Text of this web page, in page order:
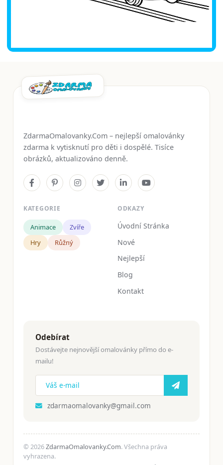
ZdarmaOmalovanky.Com – nejlepší omalovánky
zdarma k vytisknutí pro děti i dospělé. Tisíce
obrázků, aktualizováno denně.
KATEGORIE
Animace
Zvíře
Hry
Růžný
ODKAZY
Úvodní Stránka
Nové
Nejlepší
Blog
Kontakt
Odebírat
Dostávejte nejnovější omalovánky přímo do e-
mailu!
zdarmaomalovanky@gmail.com
© 2026ZdarmaOmalovanky.Com. Všechna práva
vyhrazena.